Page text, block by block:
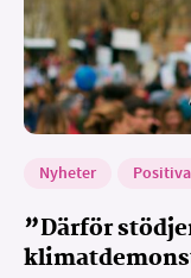
Nyheter
”Därför